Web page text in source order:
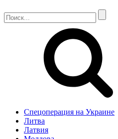
Спецоперация на Украине
Литва
Латвия